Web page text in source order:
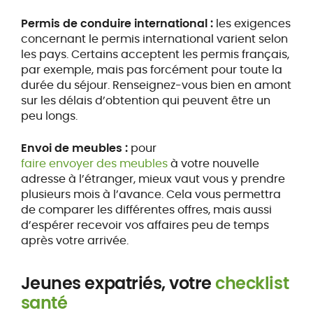
Permis de conduire international :les exigences
concernant le permis international varient selon
les pays. Certains acceptent les permis français,
par exemple, mais pas forcément pour toute la
durée du séjour. Renseignez-vous bien en amont
sur les délais d’obtention qui peuvent être un
peu longs.
Envoi de meubles : pour
faire envoyer des meublesà votre nouvelle
adresse à l’étranger, mieux vaut vous y prendre
plusieurs mois à l’avance. Cela vous permettra
de comparer les différentes offres, mais aussi
d’espérer recevoir vos affaires peu de temps
après votre arrivée.
Jeunes expatriés, votrechecklist
santé